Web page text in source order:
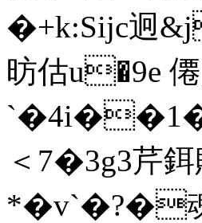
�+k:Sijc迥
昉估u�9е
＜7�3g3芹
*�v`�?�魂